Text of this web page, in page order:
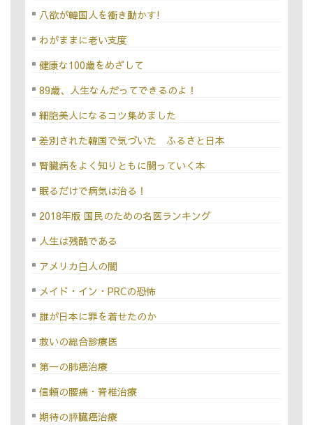
八欲が韓国人を衝き動かす!
わがままに老い支度
健康な100歳をめざして
89歳、人生なんだってできるのよ！
細胞美人になるコツ集めました
差別された韓国で気づいた ふるさと日本
腎臓病をよく知りともに闘っていく本
眠るだけで病気は治る！
2018年版 国民のための名医ランキング
人生は残酷である
アメリカ白人の闇
メイド・イン・PRCの恐怖
誰が日本に罪を着せたのか
救いの総合診療医
第一の肺癌治療
信頼の腰痛・脊椎治療
期待の膵臓癌治療